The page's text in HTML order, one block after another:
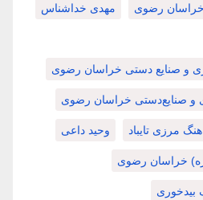
خراسان رضوی مهدی خداشناس
و صنایع دستی خراسان رضوی
و صنایع‌دستی خراسان رضوی
هنگ مرزی تایباد وحید داعی
خراسان رضوی